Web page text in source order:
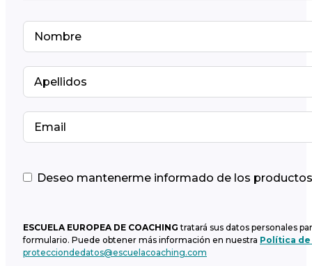
Deseo mantenerme informado de los
ESCUELA EUROPEA DE COACHING tratará sus datos personales
formulario. Puede obtener más información en nuestra Política
protecciondedatos@escuelacoaching.com